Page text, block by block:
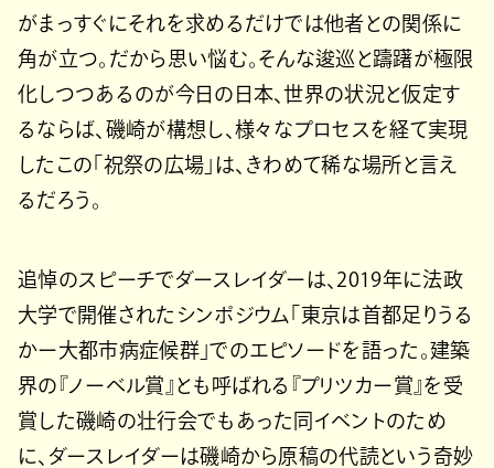
がまっすぐにそれを求めるだけでは他者との関係に
角が立つ。だから思い悩む。そんな逡巡と躊躇が極限
化しつつあるのが今日の日本、世界の状況と仮定す
るならば、磯崎が構想し、様々なプロセスを経て実現
したこの「祝祭の広場」は、きわめて稀な場所と言え
るだろう。
追悼のスピーチでダースレイダーは、2019年に法政
大学で開催されたシンポジウム「東京は首都足りうる
かー大都市病症候群」でのエピソードを語った。建築
界の『ノーベル賞』とも呼ばれる『プリツカー賞』を受
賞した磯崎の壮行会でもあった同イベントのため
に、ダースレイダーは磯崎から原稿の代読という奇妙